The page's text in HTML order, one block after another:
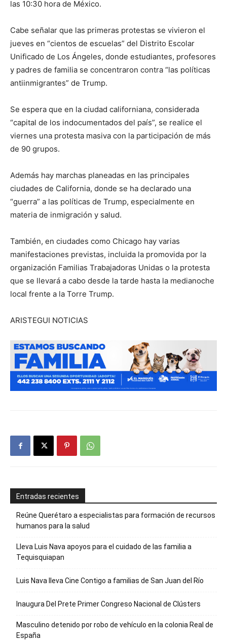
las 10:30 hora de México.
Cabe señalar que las primeras protestas se vivieron el
jueves en “cientos de escuelas” del Distrito Escolar
Unificado de Los Ángeles, donde estudiantes, profesores
y padres de familia se concentraron contra “las políticas
antiinmigrantes” de Trump.
Se espera que en la ciudad californiana, considerada
“capital de los indocumentados del país”, se realice el
viernes una protesta masiva con la participación de más
de 90 grupos.
Además hay marchas planeadas en las principales
ciudades de California, donde se ha declarado una
“guerra” a las políticas de Trump, especialmente en
materia de inmigración y salud.
También, en ciudades como Chicago hay varias
manifestaciones previstas, incluida la promovida por la
organización Familias Trabajadoras Unidas o la protesta
que se llevará a cabo desde la tarde hasta la medianoche
local frente a la Torre Trump.
ARISTEGUI NOTICIAS
Entradas recientes
Reúne Querétaro a especialistas para formación de recursos
humanos para la salud
Lleva Luis Nava apoyos para el cuidado de las familia a
Tequisquiapan
Luis Nava lleva Cine Contigo a familias de San Juan del Río
Inaugura Del Prete Primer Congreso Nacional de Clústers
Masculino detenido por robo de vehículo en la colonia Real de
España